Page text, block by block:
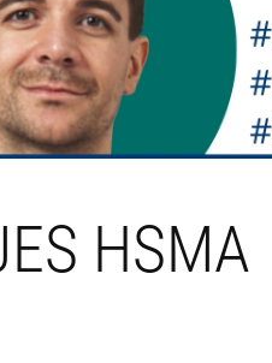
HSMA